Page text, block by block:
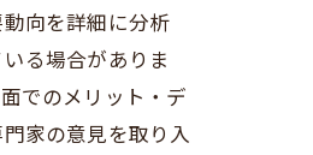
向を詳細に分析
る場合がありま
でのメリット・デ
家の意見を取り入